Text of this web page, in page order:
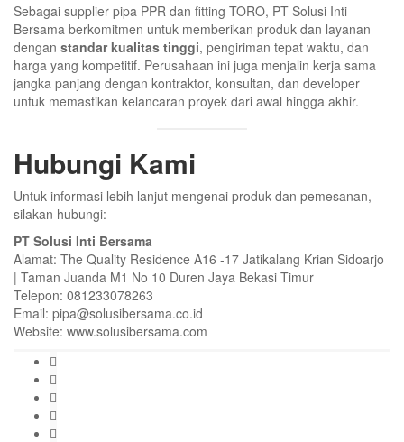
Sebagai supplier pipa PPR dan fitting TORO, PT Solusi Inti
Bersama berkomitmen untuk memberikan produk dan layanan
dengan standar kualitas tinggi, pengiriman tepat waktu, dan
harga yang kompetitif. Perusahaan ini juga menjalin kerja sama
jangka panjang dengan kontraktor, konsultan, dan developer
untuk memastikan kelancaran proyek dari awal hingga akhir.
Hubungi Kami
Untuk informasi lebih lanjut mengenai produk dan pemesanan,
silakan hubungi:
PT Solusi Inti Bersama
Alamat: The Quality Residence A16 -17 Jatikalang Krian Sidoarjo
| Taman Juanda M1 No 10 Duren Jaya Bekasi Timur
Telepon: 081233078263
Email: pipa@solusibersama.co.id
Website: www.solusibersama.com